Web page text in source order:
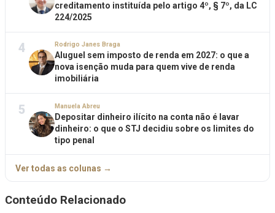
creditamento instituída pelo artigo 4º, § 7º, da LC
224/2025
4 Rodrigo Janes Braga
Aluguel sem imposto de renda em 2027: o que a
nova isenção muda para quem vive de renda
imobiliária
5 Manuela Abreu
Depositar dinheiro ilícito na conta não é lavar
dinheiro: o que o STJ decidiu sobre os limites do
tipo penal
Ver todas as colunas →
Conteúdo Relacionado